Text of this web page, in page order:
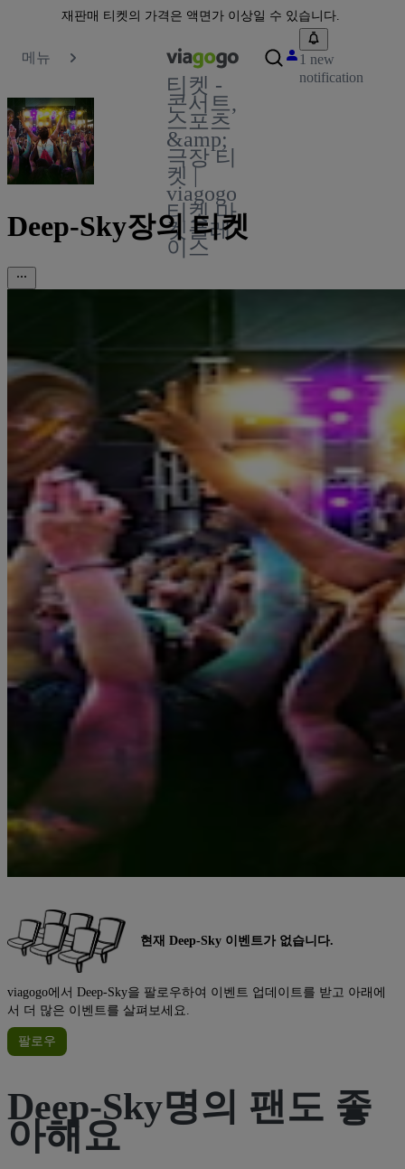
재판매 티켓의 가격은 액면가 이상일 수 있습니다.
메뉴
티켓 -
콘서트,
스포츠
&amp;
극장 티
켓 |
viagogo
티켓 마
켓플레
이스
1 new
notification
Deep-Sky장의 티켓
현재 Deep-Sky 이벤트가 없습니다.
viagogo에서 Deep-Sky을 팔로우하여 이벤트 업데이트를 받고 아래에
서 더 많은 이벤트를 살펴보세요.
팔로우
Deep-Sky명의 팬도 좋
아해요